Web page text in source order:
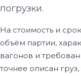
погрузки.
На стоимость и
объём партии,
вагонов и
точнее описан